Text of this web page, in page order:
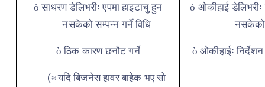
ò साधरण डेलिभरीः एपमा हाइटाचु हुन
नसकेको सम्पन्न गर्ने विधि
ò ठिक कारण छनौट गर्ने
(※यदि बिजनेस हावर बाहेक भए सो
ò ओकीहाई डेलिभरीः
नसकेको
ò ओकीहाईः